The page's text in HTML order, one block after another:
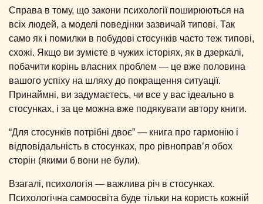
Справа в тому, що закони психології поширюються на
всіх людей, а моделі поведінки зазвичай типові. Так
само як і помилки в побудові стосунків часто теж типові,
схожі. Якщо ви зумієте в чужих історіях, як в дзеркалі,
побачити корінь власних проблем — це вже половина
вашого успіху на шляху до покращення ситуації.
Принаймні, ви задумаєтесь, чи все у вас ідеально в
стосунках, і за це можна вже подякувати автору книги.
“Для стосунків потрібні двоє” — книга про гармонію і
відповідальність в стосунках, про рівноправ’я обох
сторін (якими б вони не були).
Взагалі, психологія — важлива річ в стосунках.
Психологічна самоосвіта буде тільки на користь кожній